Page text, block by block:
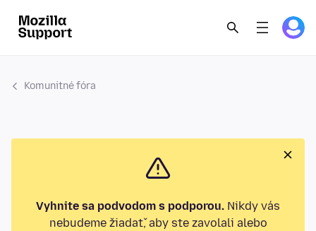
Komunitné fóra
Vyhnite sa podvodom s podporou. Nikdy vás
nebudeme žiadať, aby ste zavolali alebo